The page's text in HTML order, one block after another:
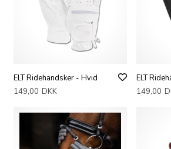
ELT Ridehandsker - Hvid
149,00 DKK
ELT
149,00